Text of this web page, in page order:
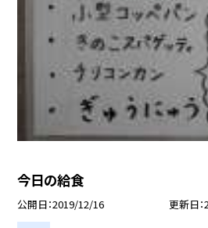
今日の給食
公開日 2019/12/16 更新日